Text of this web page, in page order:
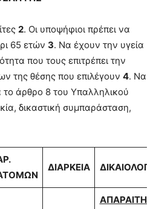
2. Οι υποψήφιοι πρέπει να
65 ετών 3. Να έχουν την υγεία
που τους επιτρέπει την
της θέσης που επιλέγουν 4. Να
άρθρο 8 του Υπαλληλικού
δικαστική συμπαράσταση,
ΔΙΑΡΚΕΙΑ